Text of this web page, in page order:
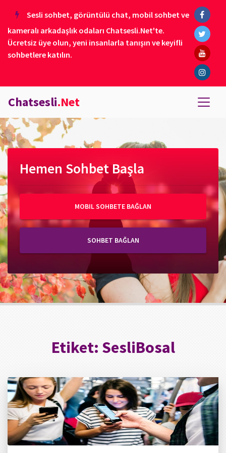
Sesli sohbet, görüntülü chat, mobil sohbet ve
kameralı arkadaşlık odaları Chatsesli.Net'te.
Ücretsiz üye olun, yeni insanlarla tanışın ve keyifli
sohbetlere katılın.
Chatsesli.Net
Hemen Sohbet Başla
MOBIL SOHBETE BAĞLAN
SOHBET BAĞLAN
Etiket: SesliBosal